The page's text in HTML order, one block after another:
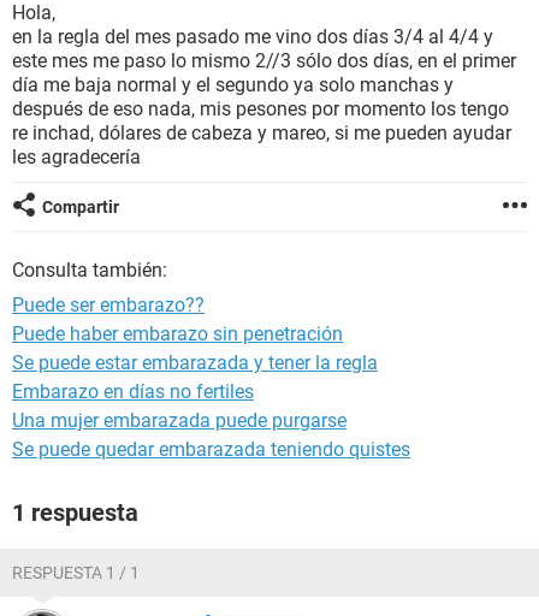
BIENESTAR
SEXUALIDAD
GLOSARIO
Hola,
en la regla del mes pasado me vino dos días 3/4 al 4/4 y
este mes me paso lo mismo 2//3 sólo dos días, en el primer
día me baja normal y el segundo ya solo manchas y
después de eso nada, mis pesones por momento los tengo
re inchad, dólares de cabeza y mareo, si me pueden ayudar
les agradecería
Compartir
Consulta también:
Puede ser embarazo??
Puede haber embarazo sin penetración
Se puede estar embarazada y tener la regla
Embarazo en días no fertiles
Una mujer embarazada puede purgarse
Se puede quedar embarazada teniendo quistes
1 respuesta
RESPUESTA 1 / 1